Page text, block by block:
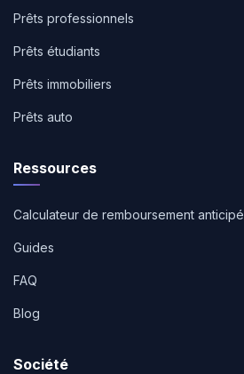
Prêts professionnels
Prêts étudiants
Prêts immobiliers
Prêts auto
Ressources
Calculateur de remboursement anticipé
Guides
FAQ
Blog
Société